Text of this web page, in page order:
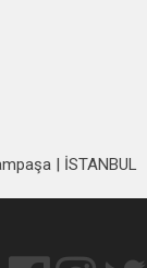
| İSTANBUL